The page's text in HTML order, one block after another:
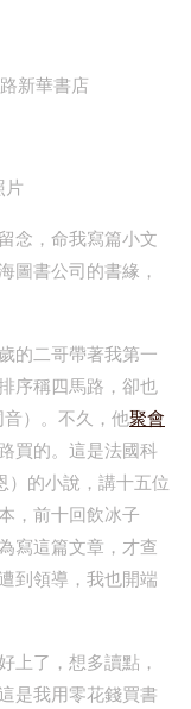
新華書店
片
念，命我寫篇小文
圖書公司的書緣，
的二哥帶著我第一
序稱四馬路，卻也
）。不久，他聚會
買的。這是法國科
）的小說，講十五位
，前十回飲冰子
寫這篇文章，才查
到領導，我也開端
上了，想多讀點，
是我用零花錢買書